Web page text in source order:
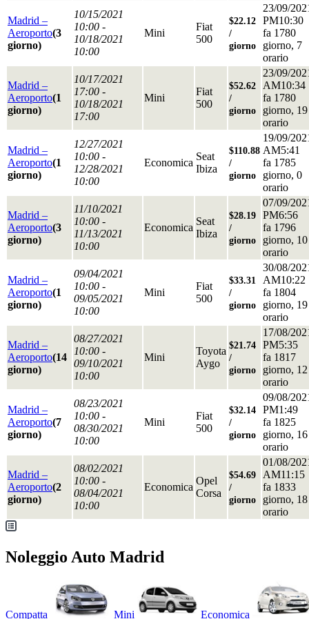
Madrid –
Aeroporto(3
giorno)
10/15/2021
10:00 -
10/18/2021
10:00
Mini
Fiat
500
$22.12
/
giorno
23/09/
PM10:30
fa 1780
giorno, 7
orario
Madrid –
Aeroporto(1
giorno)
10/17/2021
17:00 -
10/18/2021
17:00
Mini
Fiat
500
$52.62
/
giorno
23/09/
AM10:34
fa 1780
giorno, 19
orario
Madrid –
Aeroporto(1
giorno)
12/27/2021
10:00 -
12/28/2021
10:00
Economica
Seat
Ibiza
$110.88
/
giorno
19/09/
AM5:41
fa 1785
giorno, 0
orario
Madrid –
Aeroporto(3
giorno)
11/10/2021
10:00 -
11/13/2021
10:00
Economica
Seat
Ibiza
$28.19
/
giorno
07/09/
PM6:56
fa 1796
giorno, 10
orario
Madrid –
Aeroporto(1
giorno)
09/04/2021
10:00 -
09/05/2021
10:00
Mini
Fiat
500
$33.31
/
giorno
30/08/
AM10:22
fa 1804
giorno, 19
orario
Madrid –
Aeroporto(14
giorno)
08/27/2021
10:00 -
09/10/2021
10:00
Mini
Toyota
Aygo
$21.74
/
giorno
17/08/
PM5:35
fa 1817
giorno, 12
orario
Madrid –
Aeroporto(7
giorno)
08/23/2021
10:00 -
08/30/2021
10:00
Mini
Fiat
500
$32.14
/
giorno
09/08/
PM1:49
fa 1825
giorno, 16
orario
Madrid –
Aeroporto(2
giorno)
08/02/2021
10:00 -
08/04/2021
10:00
Economica
Opel
Corsa
$54.69
/
giorno
01/08/
AM11:15
fa 1833
giorno, 18
orario
Noleggio Auto Madrid
Compatta Mini Economica